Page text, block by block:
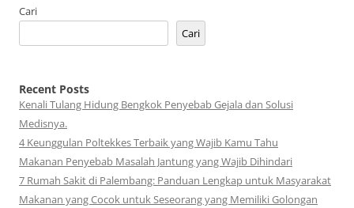
Cari
Cari
Recent Posts
Kenali Tulang Hidung Bengkok Penyebab Gejala dan Solusi
Medisnya.
4 Keunggulan Poltekkes Terbaik yang Wajib Kamu Tahu
Makanan Penyebab Masalah Jantung yang Wajib Dihindari
7 Rumah Sakit di Palembang: Panduan Lengkap untuk Masyarakat
Makanan yang Cocok untuk Seseorang yang Memiliki Golongan